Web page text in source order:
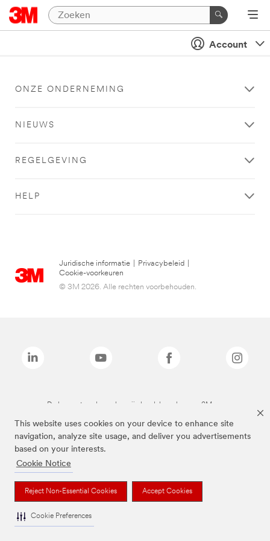
This website uses cookies on your device to enhance site
navigation, analyze site usage, and deliver you advertisements
based on your interests.
Cookie Notice
Reject Non-Essential Cookies Accept Cookies
Cookie Preferences
Account
ONZE ONDERNEMING
NIEUWS
REGELGEVING
HELP
Juridische informatie Privacybeleid
Cookie-voorkeuren
© 3M 2026. Alle rechten voorbehouden.
De bovenstaande merken zijn handelsmerken van 3M.we